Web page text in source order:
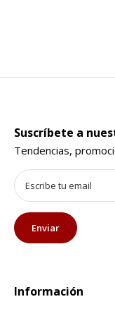
Suscríbete a
Tendencias,
Información